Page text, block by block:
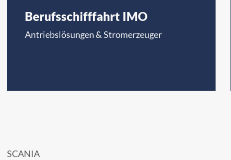
Berufsschifffahrt IMO
Antriebslösungen & Stromerzeuger
SCANIA